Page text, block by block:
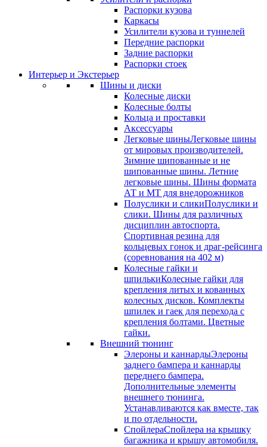
Распорки кузова
Каркасы
Усилители кузова и туннелей
Передние распорки
Задние распорки
Распорки стоек
Интерьер и Экстерьер
Шины и диски
Колесные диски
Колесные болты
Кольца и проставки
Аксессуары
Легковые шиныЛегковые шины
от мировых производителей.
Зимние шипованные и не
шипованные шины. Летние
легковые шины. Шины формата
АТ и МТ для внедорожников
Полуслики и сликиПолуслики и
слики. Шины для различных
дисциплин автоспорта.
Спортивная резина для
кольцевых гонок и драг-рейсинга
(соревнования на 402 м)
Колесные гайки и
шпилькиКолесные гайки для
крепления литых и кованных
колесных дисков. Комплекты
шпилек и гаек для перехода с
крепления болтами. Цветные
гайки.
Внешний тюнинг
Элероны и каннардыЭлероны
заднего бампера и каннарды
переднего бампера.
Дополнительные элементы
внешнего тюнинга.
Устанавливаются как вместе, так
и по отдельности.
СпойлераСпойлера на крышку
багажника и крышу автомобиля.